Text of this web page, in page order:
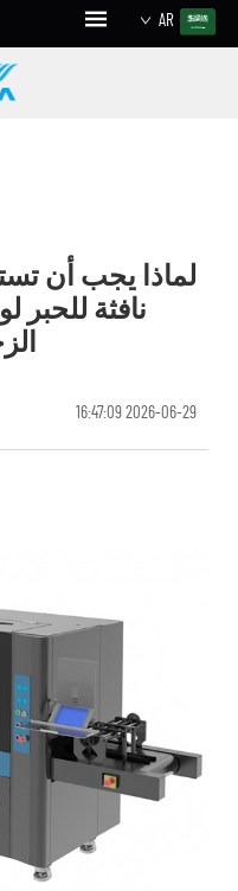
AR
لماذا يجب أن
نافثة للحبر
2026-06-29 16:47:09